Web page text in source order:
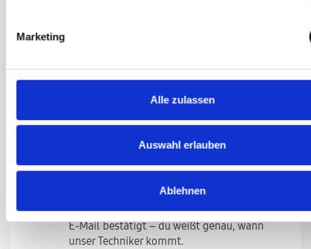
Marketing
Alle zulassen
Auswahl erlauben
Ablehnen
Deine Garantie bleibt – sorgenfrei und
Samsung Standard und haben eine 12-
monatige Garantie. Deine Samsung
Fixes Zeitfenster – kein Warten
Du erhältst ein einstündiges Zeitfenster per
E-Mail bestätigt – du weißt genau, wann
unser Techniker kommt.